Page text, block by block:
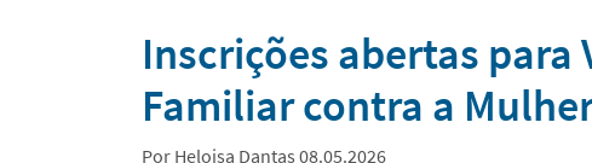
Notícias
Inscrições abertas para
Familiar contra a
Por Heloisa Dantas 08.05.2026